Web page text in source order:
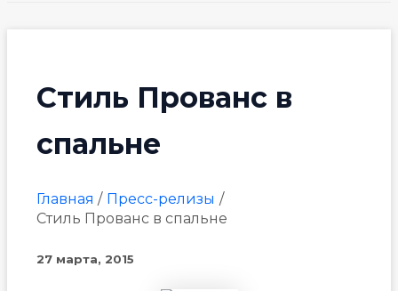
Стиль Прованс в
спальне
Главная
Пресс-релизы
Стиль Прованс в спальне
27 марта, 2015